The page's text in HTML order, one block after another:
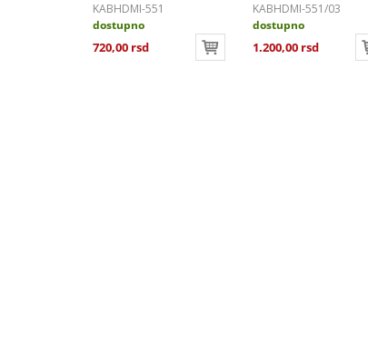
KABHDMI-551
dostupno
720,00 rsd
KABHDMI-551/03
dostupno
1.200,00 rsd